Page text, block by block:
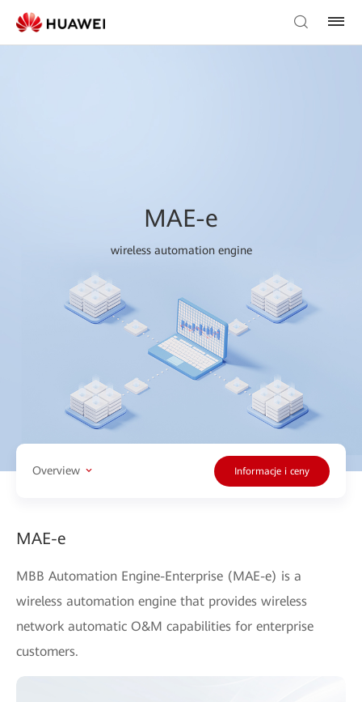
MAE-e
wireless automation engine
Overview Informacje i ceny
MAE-e
MBB Automation Engine-Enterprise (MAE-e) is a
wireless automation engine that provides wireless
network automatic O&M capabilities for enterprise
customers.